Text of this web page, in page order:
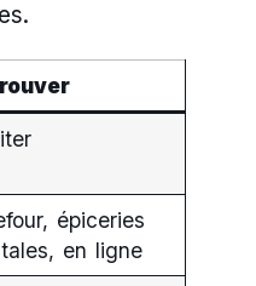
épiceries
en ligne